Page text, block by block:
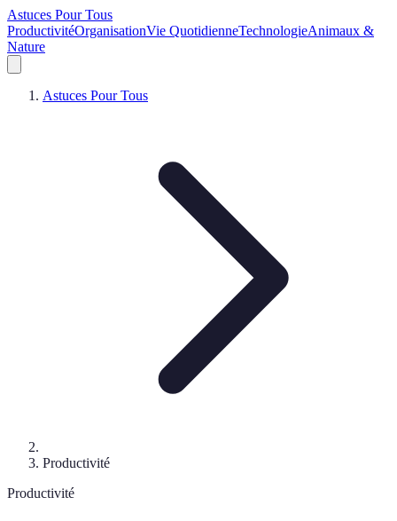
Astuces Pour Tous
ProductivitéOrganisationVie QuotidienneTechnologieAnimaux &
Nature
Astuces Pour Tous
Productivité
Productivité